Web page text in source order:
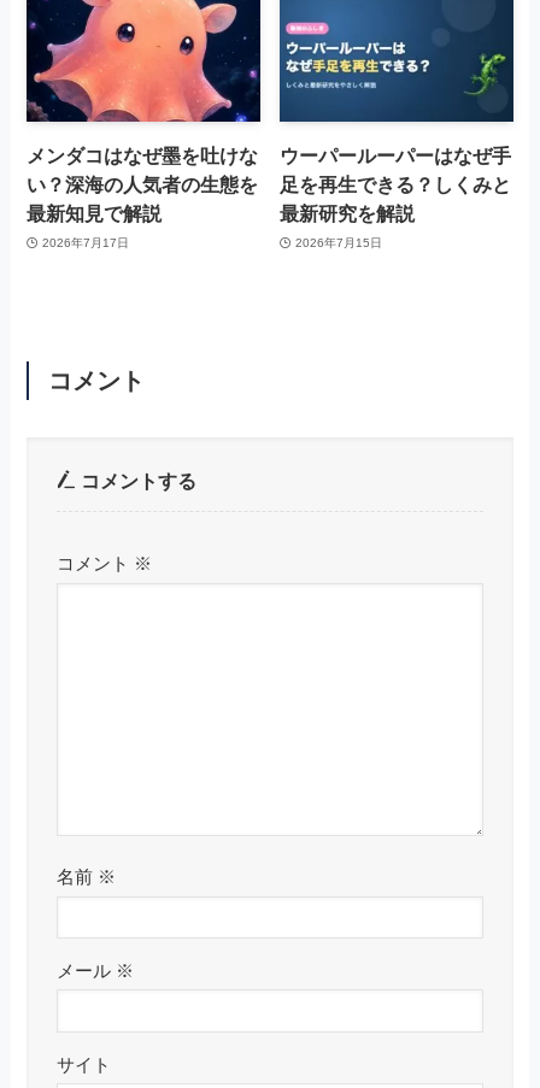
メンダコはなぜ墨を吐けな
い？深海の人気者の生態を
最新知見で解説
2026年7月17日
ウーパールーパーはなぜ手
足を再生できる？しくみと
最新研究を解説
2026年7月15日
コメント
コメントする
コメント ※
名前 ※
メール ※
サイト